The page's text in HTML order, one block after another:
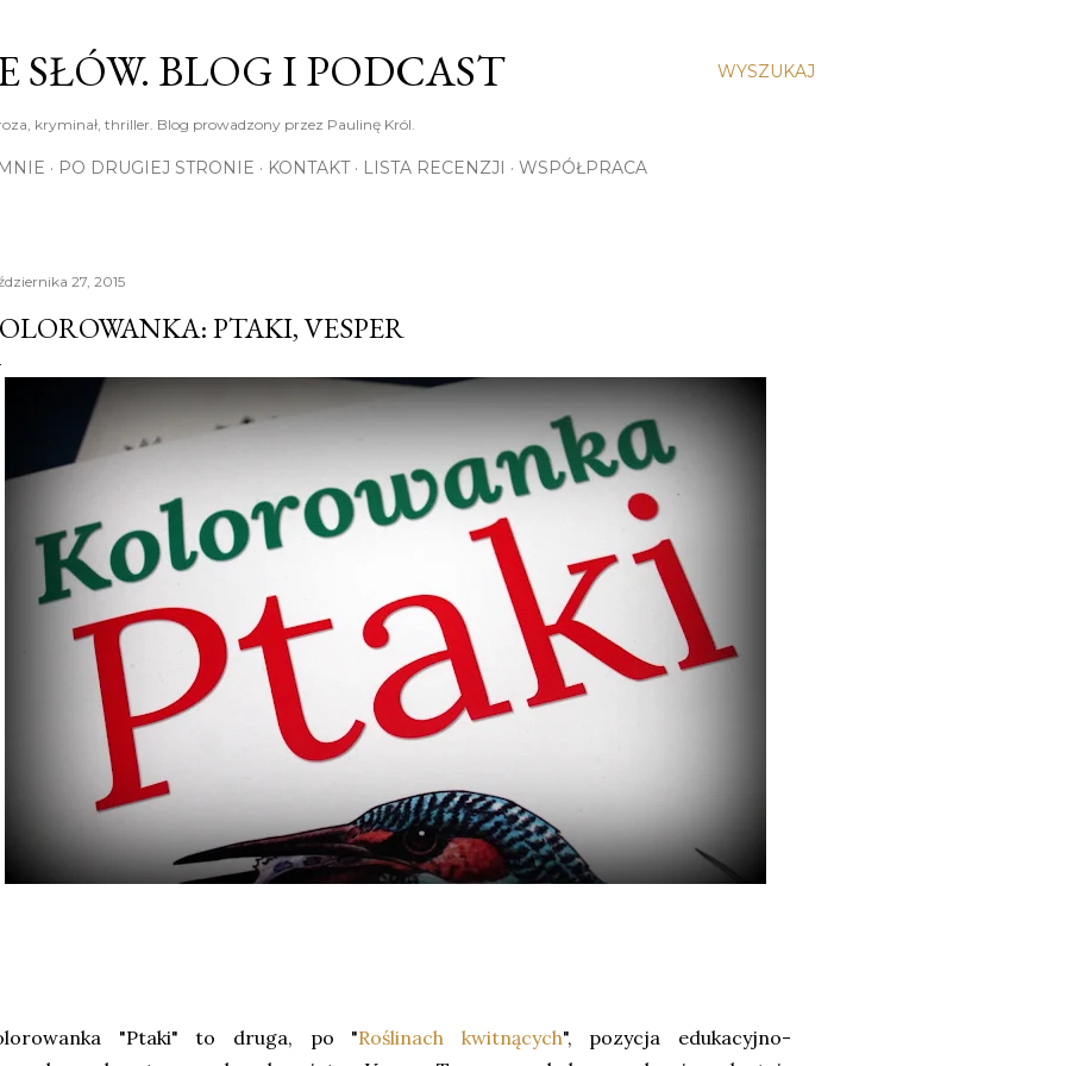
WYSZUKAJ
SŁÓW. BLOG I PODCAST
kryminał, thriller. Blog prowadzony przez Paulinę Król.
PO DRUGIEJ STRONIE KONTAKT LISTA RECENZJI WSPÓŁPRACA
27, 2015
PTAKI, VESPER
"Ptaki" to druga, po "Roślinach kwitnących", pozycja edukacyjno-